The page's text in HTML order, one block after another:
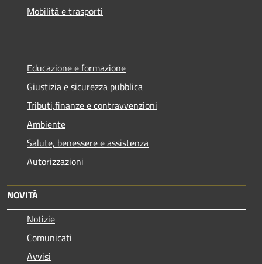
Mobilità e trasporti
Educazione e formazione
Giustizia e sicurezza pubblica
Tributi,finanze e contravvenzioni
Ambiente
Salute, benessere e assistenza
Autorizzazioni
NOVITÀ
Notizie
Comunicati
Avvisi